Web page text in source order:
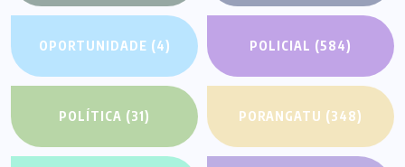
OPORTUNIDADE (4) POLICIAL (584)
POLÍTICA (31) PORANGATU (348)